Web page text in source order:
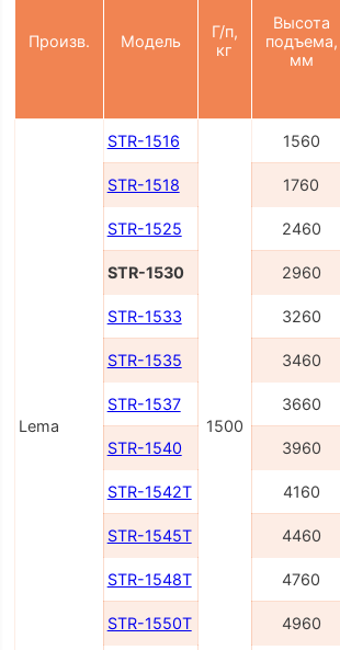
Произв. Модель
Г/п,
кг
Высота
подъема,
мм
Lema
STR-1516
1500
1560
STR-1518 1760
STR-1525 2460
STR-1530 2960
STR-1533 3260
STR-1535 3460
STR-1537 3660
STR-1540 3960
STR-1542T 4160
STR-1545T 4460
STR-1548T 4760
STR-1550T 4960